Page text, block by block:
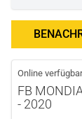
Online
FB
- 2020